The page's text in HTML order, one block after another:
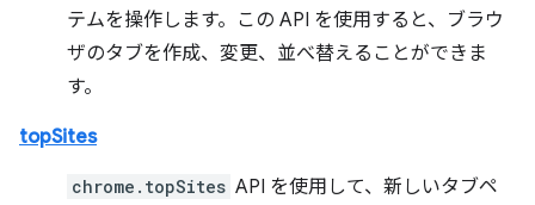
テムを操作します。この API を使用すると、ブラウ
ザのタブを作成、変更、並べ替えることができま
す。
topSites
chrome.topSites API を使用して、新しいタブペ